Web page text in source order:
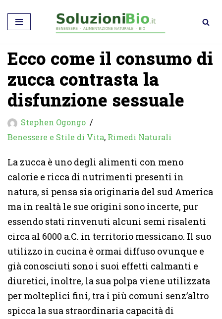
Vai
contenuto
Ecco come il consumo di
zucca contrasta la
disfunzione sessuale
Stephen Ogongo
Benessere e Stile di Vita, Rimedi Naturali
La zucca è uno degli alimenti con meno
calorie e ricca di nutrimenti presenti in
natura, si pensa sia originaria del sud America
ma in realtà le sue origini sono incerte, pur
essendo stati rinvenuti alcuni semi risalenti
circa al 6000 a.C. in territorio messicano. Il suo
utilizzo in cucina è ormai diffuso ovunque e
già conosciuti sono i suoi effetti calmanti e
diuretici, inoltre, la sua polpa viene utilizzata
per molteplici fini, tra i più comuni senz’altro
spicca la sua straordinaria capacità di